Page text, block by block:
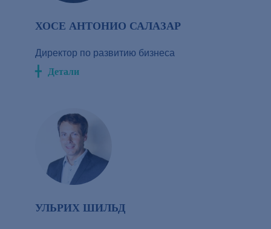
ХОСЕ АНТОНИО САЛАЗАР
Директор по развитию бизнеса
Детали
УЛЬРИХ ШИЛЬД